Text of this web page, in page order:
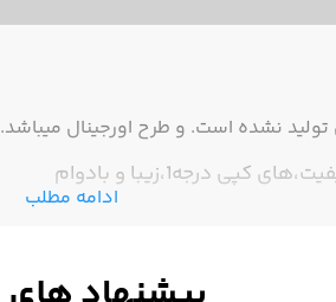
نشده است. و طرح اورجینال میباشد.
درجه1،زیبا و بادوام
ادامه مطلب